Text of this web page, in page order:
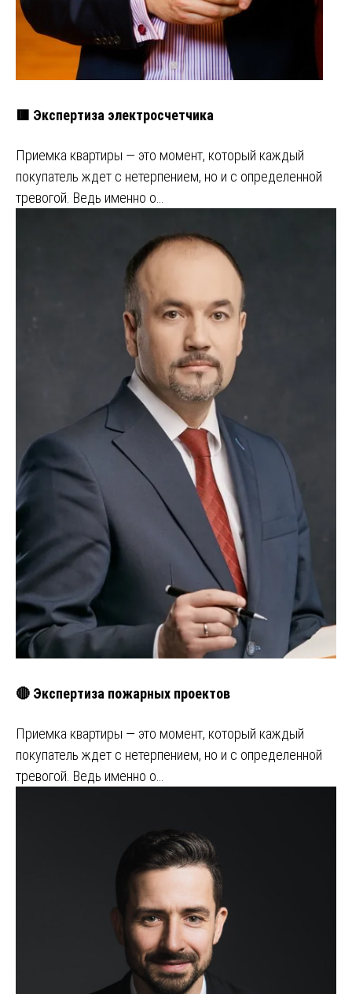
🟥 Экспертиза электросчетчика
Приемка квартиры — это момент, который каждый
покупатель ждет с нетерпением, но и с определенной
тревогой. Ведь именно о…
🔴 Экспертиза пожарных проектов
Приемка квартиры — это момент, который каждый
покупатель ждет с нетерпением, но и с определенной
тревогой. Ведь именно о…